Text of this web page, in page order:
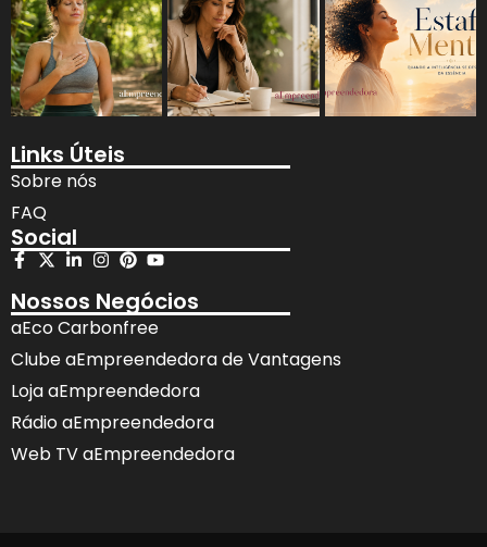
Links Úteis
Sobre nós
FAQ
Social
Nossos Negócios
aEco Carbonfree
Clube aEmpreendedora de Vantagens
Loja aEmpreendedora
Rádio aEmpreendedora
Web TV aEmpreendedora